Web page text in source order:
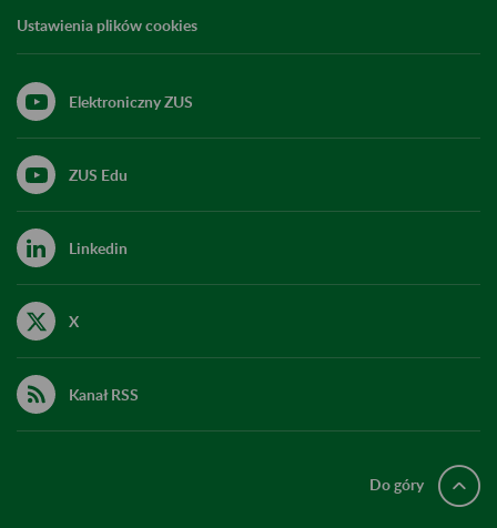
Ustawienia plików cookies
Elektroniczny ZUS
ZUS Edu
Linkedin
X
Kanał RSS
Do góry